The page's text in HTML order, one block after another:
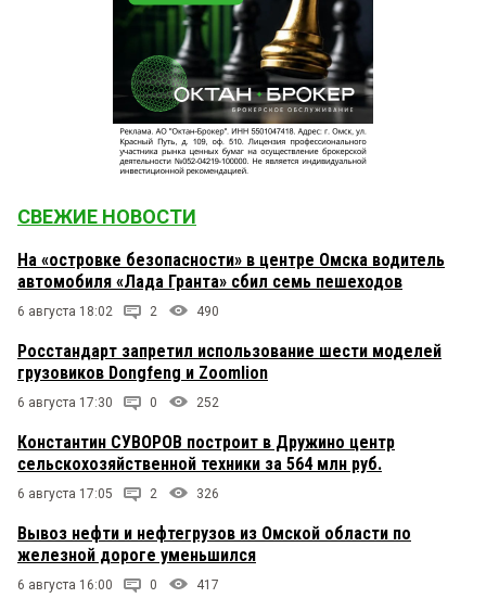
СВЕЖИЕ НОВОСТИ
На «островке безопасности» в центре Омска водитель
автомобиля «Лада Гранта» сбил семь пешеходов
6 августа 18:02 2 490
Росстандарт запретил использование шести моделей
грузовиков Dongfeng и Zoomlion
6 августа 17:30 0 252
Константин СУВОРОВ построит в Дружино центр
сельскохозяйственной техники за 564 млн руб.
6 августа 17:05 2 326
Вывоз нефти и нефтегрузов из Омской области по
железной дороге уменьшился
6 августа 16:00 0 417